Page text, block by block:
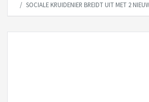
SOCIALE KRUIDENIER BREIDT UIT MET 2